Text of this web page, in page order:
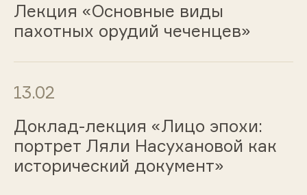
Лекция «Основные виды
пахотных орудий чеченцев»
13.02
Доклад-лекция «Лицо эпохи:
портрет Ляли Насухановой как
исторический документ»